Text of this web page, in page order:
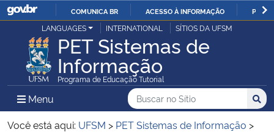
IR
PARA
O
CONTEÚDO
COMUNICA BR ACESSO À INFORMAÇÃO
Ministério da Justiça e Segurança Pública
Ministério da Defesa
Ministério das Relações Exteriores
LANGUAGES INTERNATIONAL SÍTIOS DA UFSM
PET Sistemas de
Informação
Programa de Educação Tutorial
Menu Menu Principal do Sítio
Busca
Buscar no no Sítio
Busca:
Você está aqui: UFSM > PET Sistemas de Informação >